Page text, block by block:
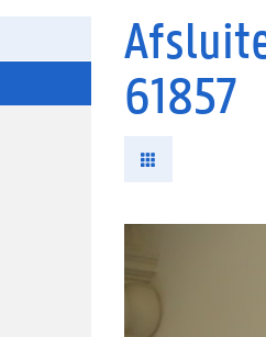
61857